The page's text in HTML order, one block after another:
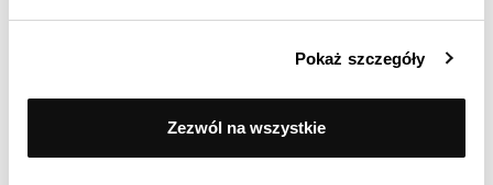
Pokaż szczegóły
Zezwól na wszystkie
Funkcjonalna.